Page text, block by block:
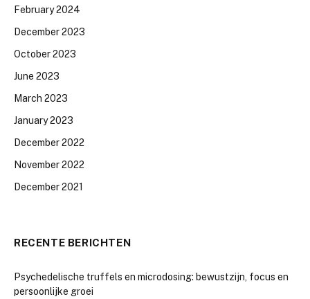
February 2024
December 2023
October 2023
June 2023
March 2023
January 2023
December 2022
November 2022
December 2021
RECENTE BERICHTEN
Psychedelische truffels en microdosing: bewustzijn, focus en
persoonlijke groei